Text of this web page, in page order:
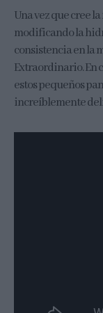
Una vez que cree
modificando la
consistencia en la
Extraordinario. En
estos pequeños
increíblemente